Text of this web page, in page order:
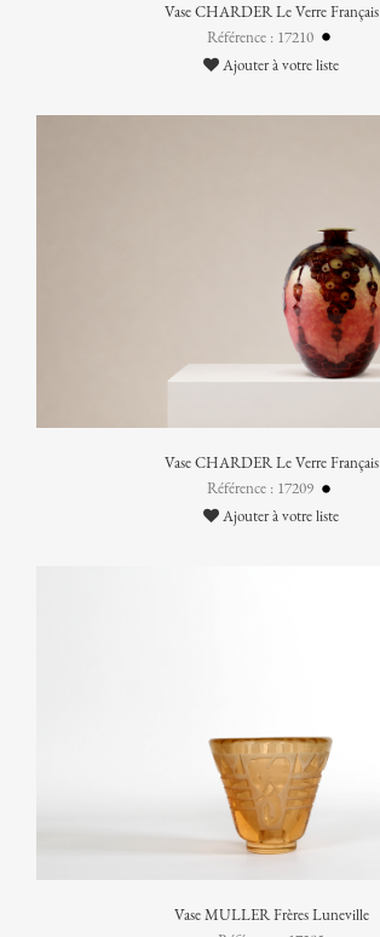
Vase CHARDER Le Verre Français
Référence : 17210
Ajouter à votre liste
Vase CHARDER Le Verre Français
Référence : 17209
Ajouter à votre liste
Vase MULLER Frères Luneville